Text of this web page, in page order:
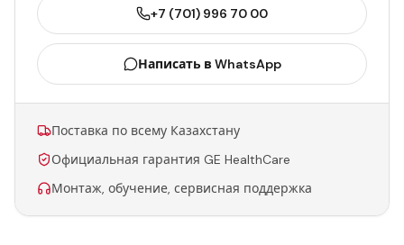
+7 (701) 996 70 00
Написать в WhatsApp
Поставка по всему Казахстану
Официальная гарантия GE HealthCare
Монтаж, обучение, сервисная поддержка